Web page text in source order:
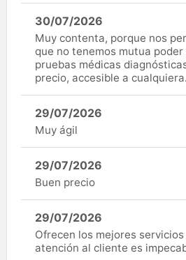
30/07/2026
Muy contenta, porque nos
que no tenemos mutua poder
pruebas médicas
precio, accesible a cualquiera.
29/07/2026
Muy ágil
29/07/2026
Buen precio
29/07/2026
Ofrecen los mejores
atención al cliente es